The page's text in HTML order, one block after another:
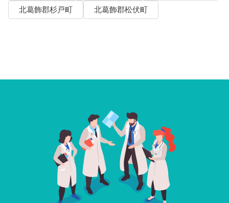
北葛飾郡杉戸町
北葛飾郡松伏町